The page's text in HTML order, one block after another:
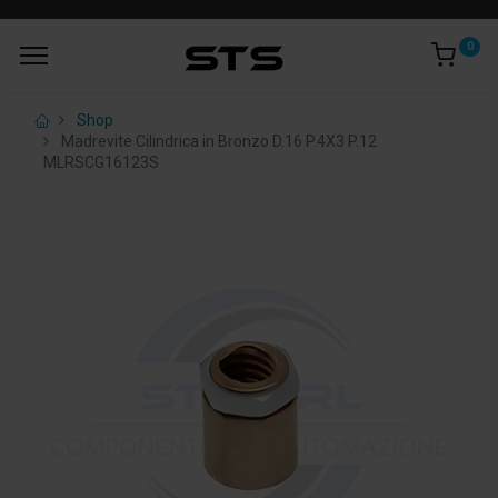
0
Shop
Madrevite Cilindrica in Bronzo D.16 P.4X3 P.12
MLRSCG16123S